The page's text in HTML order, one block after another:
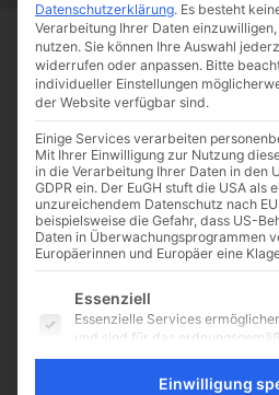
Er will Priester werden:
Ehemaliger Spieler von
Manchester United zum
Diakon geweiht
Von CNA Deutsch/EWTN News
LONDON, (CNA Deutsch).- Er ist
Jahre alt und wurde vor
Start Schlagworte Philip Mulryne
Datenschutzerklärung. Es besteht
Verarbeitung Ihrer Daten
nutzen. Sie können Ihre Auswahl
widerrufen oder anpassen. Bitte
individueller Einstellungen
der Website verfügbar sind.
Einige Services verarbeiten
Mit Ihrer Einwilligung zur Nutzung
in die Verarbeitung Ihrer Daten in den
GDPR ein. Der EuGH stuft die USA als
unzureichendem Datenschutz nach
beispielsweise die Gefahr, dass US-
Daten in Überwachungsprogrammen
Europäerinnen und Europäer eine
Es folgt eine Liste der Service-
Essenziell
Essenzielle Services
und sind für das
Website erforderlich.
Einwilligung